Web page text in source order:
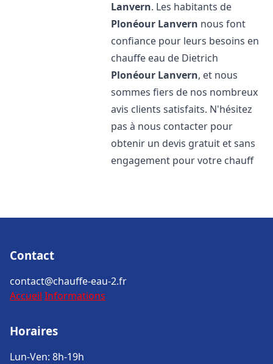
Lanvern. Les habitants de
Plonéour Lanvern nous font
confiance pour leurs besoins en
chauffe eau de Dietrich
Plonéour Lanvern, et nous
sommes fiers de nos nombreux
avis clients satisfaits. N'hésitez
pas à nous contacter pour
obtenir un devis gratuit et sans
engagement pour votre chauff
Contact
contact@chauffe-eau-2.fr
Accueil Informations
Horaires
Lun-Ven: 8h-19h